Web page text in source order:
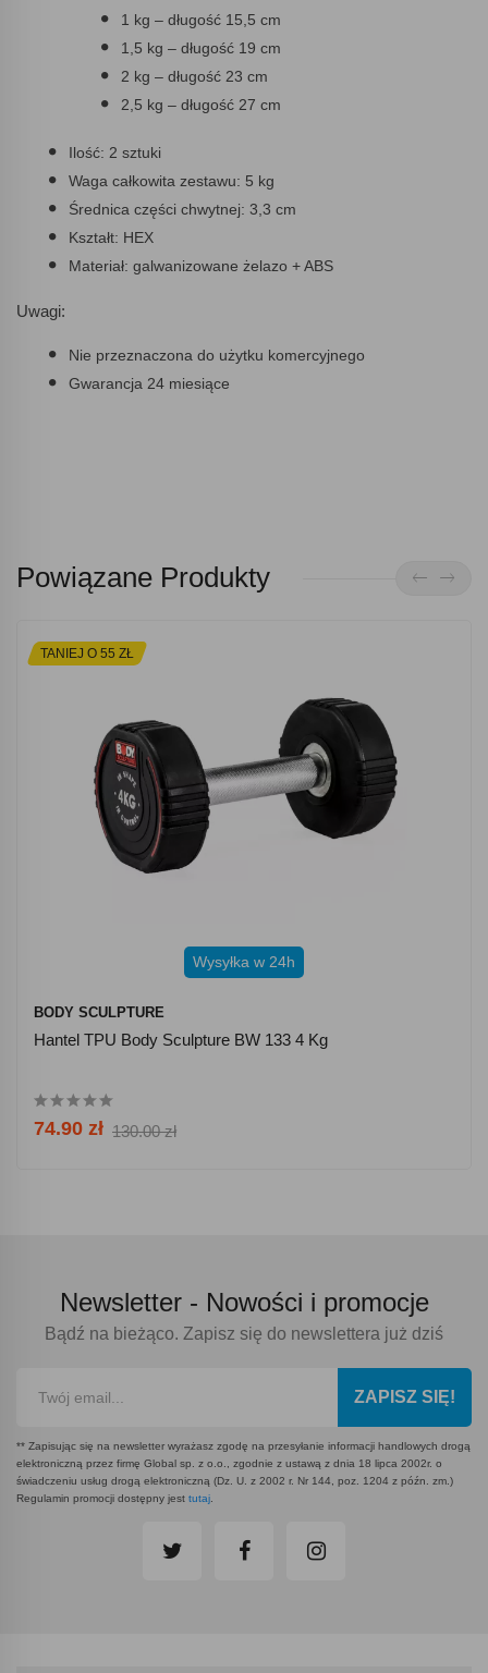
1 kg – długość 15,5 cm
1,5 kg – długość 19 cm
2 kg – długość 23 cm
2,5 kg – długość 27 cm
Ilość: 2 sztuki
Waga całkowita zestawu: 5 kg
Średnica części chwytnej: 3,3 cm
Kształt: HEX
Materiał: galwanizowane żelazo + ABS
Uwagi:
Nie przeznaczona do użytku komercyjnego
Gwarancja 24 miesiące
Powiązane Produkty
TANIEJ O 55 ZŁ
Wysyłka w 24h
BODY SCULPTURE
Hantel TPU Body Sculpture BW 133 4 Kg
74.90 zł 130.00 zł
Newsletter - Nowości i promocje
Bądź na bieżąco. Zapisz się do newslettera już dziś
ZAPISZ SIĘ!
** Zapisując się na newsletter wyrażasz zgodę na przesyłanie informacji handlowych drogą
elektroniczną przez firmę Global sp. z o.o., zgodnie z ustawą z dnia 18 lipca 2002r. o
świadczeniu usług drogą elektroniczną (Dz. U. z 2002 r. Nr 144, poz. 1204 z późn. zm.)
Regulamin promocji dostępny jest tutaj.